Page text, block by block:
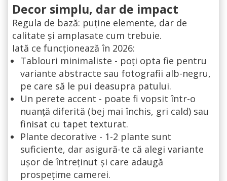
Decor simplu, dar de impact
Regula de bază: puține elemente, dar de
calitate și amplasate cum trebuie.
Iată ce funcționează în 2026:
Tablouri minimaliste - poți opta fie pentru
variante abstracte sau fotografii alb-negru,
pe care să le pui deasupra patului.
Un perete accent - poate fi vopsit într-o
nuanță diferită (bej mai închis, gri cald) sau
finisat cu tapet texturat.
Plante decorative - 1-2 plante sunt
suficiente, dar asigură-te că alegi variante
ușor de întreținut și care adaugă
prospețime camerei.